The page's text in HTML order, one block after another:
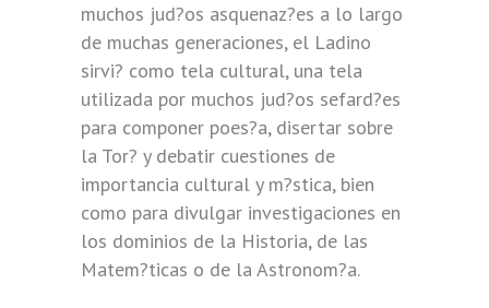
muchos jud?os asquenaz?es a lo largo
de muchas generaciones, el Ladino
sirvi? como tela cultural, una tela
utilizada por muchos jud?os sefard?es
para componer poes?a, disertar sobre
la Tor? y debatir cuestiones de
importancia cultural y m?stica, bien
como para divulgar investigaciones en
los dominios de la Historia, de las
Matem?ticas o de la Astronom?a.